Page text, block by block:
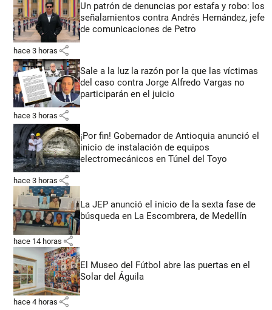
Un patrón de denuncias por estafa y robo: los
señalamientos contra Andrés Hernández, jefe
de comunicaciones de Petro
hace 3 horas share
Sale a la luz la razón por la que las víctimas
del caso contra Jorge Alfredo Vargas no
participarán en el juicio
hace 3 horas share
¡Por fin! Gobernador de Antioquia anunció el
inicio de instalación de equipos
electromecánicos en Túnel del Toyo
hace 3 horas share
La JEP anunció el inicio de la sexta fase de
búsqueda en La Escombrera, de Medellín
hace 14 horas share
El Museo del Fútbol abre las puertas en el
Solar del Águila
hace 4 horas share